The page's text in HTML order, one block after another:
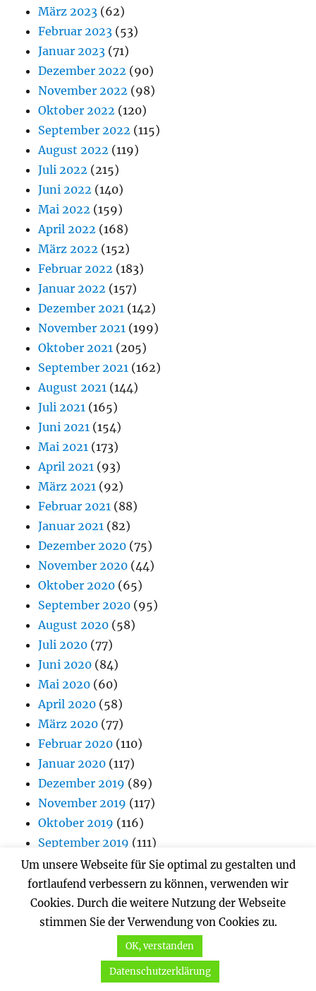
März 2023 (62)
Februar 2023 (53)
Januar 2023 (71)
Dezember 2022 (90)
November 2022 (98)
Oktober 2022 (120)
September 2022 (115)
August 2022 (119)
Juli 2022 (215)
Juni 2022 (140)
Mai 2022 (159)
April 2022 (168)
März 2022 (152)
Februar 2022 (183)
Januar 2022 (157)
Dezember 2021 (142)
November 2021 (199)
Oktober 2021 (205)
September 2021 (162)
August 2021 (144)
Juli 2021 (165)
Juni 2021 (154)
Mai 2021 (173)
April 2021 (93)
März 2021 (92)
Februar 2021 (88)
Januar 2021 (82)
Dezember 2020 (75)
November 2020 (44)
Oktober 2020 (65)
September 2020 (95)
August 2020 (58)
Juli 2020 (77)
Juni 2020 (84)
Mai 2020 (60)
April 2020 (58)
März 2020 (77)
Februar 2020 (110)
Januar 2020 (117)
Dezember 2019 (89)
November 2019 (117)
Oktober 2019 (116)
September 2019 (111)
August 2019(117)
Juli 2019 (109)
Juni 2019(112)
Mai 2019 (113)
(132)
(103)
Februar 2019(105)
Um unsere Webseite für Sie optimal zu gestalten und
fortlaufend verbessern zu können, verwenden wir
Cookies. Durch die weitere Nutzung der Webseite
stimmen Sie der Verwendung von Cookies zu.
OK, verstanden
Datenschutzerklärung